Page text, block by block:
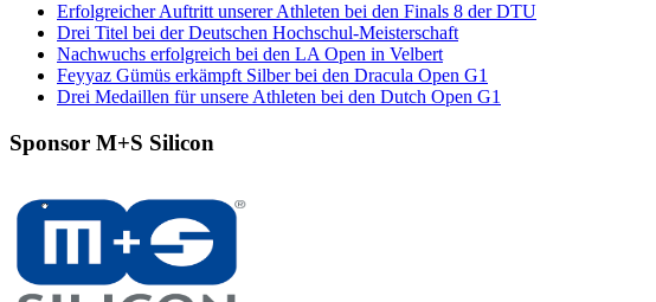
Erfolgreicher Auftritt unserer Athleten bei den Finals 8 der DTU
Drei Titel bei der Deutschen Hochschul-Meisterschaft
Nachwuchs erfolgreich bei den LA Open in Velbert
Feyyaz Gümüs erkämpft Silber bei den Dracula Open G1
Drei Medaillen für unsere Athleten bei den Dutch Open G1
Sponsor M+S Silicon